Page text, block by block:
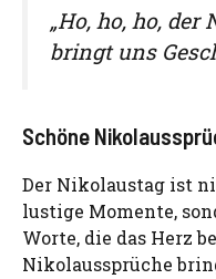
„Ho, ho, ho,
bringt uns
Schöne
Der Nikolaustag ist
lustige Momente,
Worte, die das Herz
Nikolaussprüche